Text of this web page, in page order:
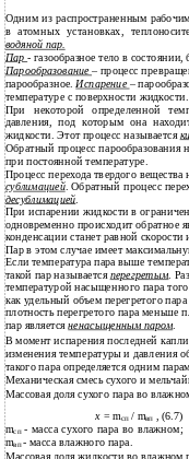
Одним из распространенным
в атомных установках,
водяной пар.
Пар- газообразное тело в
Парообразование– процесс
парообразное.Испарение–
температуре с поверхности жидкости.
При некоторой определенной
давления, под которым она
жидкости. Этот процесс называется
Обратный процесс парообразования
при постоянной температуре.
Процесс перехода твердого вещества
сублимацией. Обратный процесс
десублимацией
При испарении жидкости в
одновременно происходит обратное
конденсации станет равной скорости
Пар в этом случае имеет
Если температура пара выше
такой пар называетсяперегретым .
температурой насыщенного пара
как удельный объем перегретого
плотность перегретого пара меньше
пар являетсяненасыщенным паром
В момент испарения последней
изменения температуры и давления
такого пара определяется одним
Механическая смесь сухого и
Массовая доля сухого пара во
х = mсп/ mвп , (6.7)
mсп- масса сухого пара во влажном;
mвп- масса влажного пара.
Массовая доля жидкости во влажном